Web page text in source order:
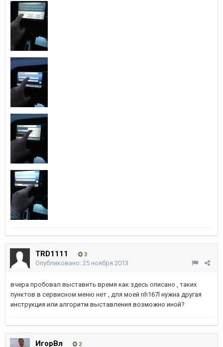
TRD1111 3
Опубликовано: 25 ноября 2013
вчера пробовал выставить время как здесь описано , таких
пунктов в сервисном меню нет , для моей nh167l нужна другая
инструкция или алгоритм выставления возможно иной?
ИгорВл 2